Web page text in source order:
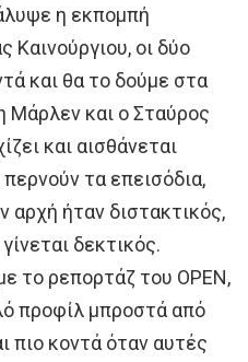
η εκπομπή
Καινούργιου, οι δύο
και θα το δούμε στα
Μάρλεν και ο Σταύρος
και αισθάνεται
τα επεισόδια,
αρχή ήταν διστακτικός,
δεκτικός.
το ρεπορτάζ του OPEN,
προφίλ μπροστά από
πιο κοντά όταν αυτές